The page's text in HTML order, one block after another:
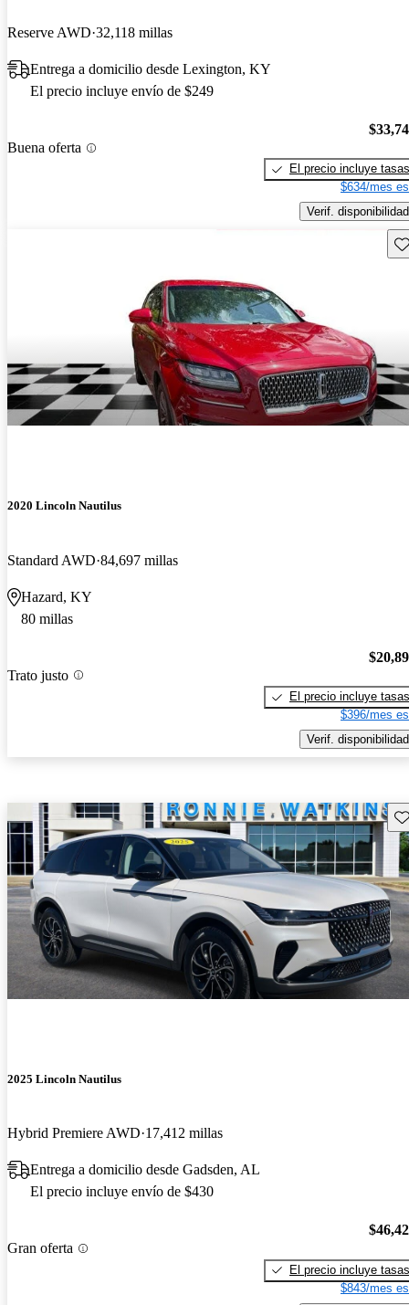
Reserve AWD 32,118 millas
Entrega a domicilio desde Lexington, KY
El precio incluye envío de $249
Buena oferta
El precio incluye tasas
$634/mes
Verif. disponibilidad
2020 Lincoln Nautilus
Standard AWD 84,697 millas
Hazard, KY
80 millas
Trato justo
El precio incluye tasas
$396/mes
Verif. disponibilidad
2025 Lincoln Nautilus
Hybrid Premiere AWD 17,412 millas
Entrega a domicilio desde Gadsden, AL
El precio incluye envío de $430
Gran oferta
El precio incluye tasas
$843/mes